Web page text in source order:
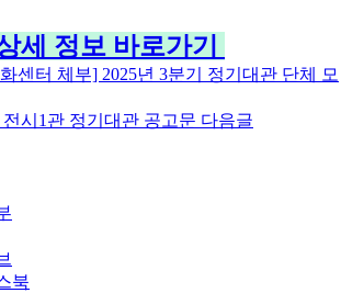
세 정보 바로가기
센터 체부] 2025년 3분기 정기대관 단체 모
전시1관 정기대관 공고문 다음글
북